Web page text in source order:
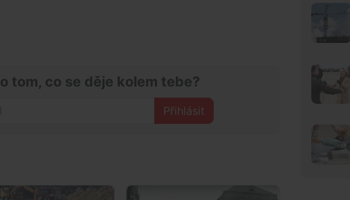
tom, co se děje kolem tebe?
Přihlásit